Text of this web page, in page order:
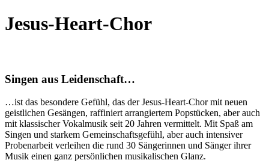
Jesus-Heart-Chor
Singen aus Leidenschaft…
…ist das besondere Gefühl, das der Jesus-Heart-Chor mit neuen
geistlichen Gesängen, raffiniert arrangiertem Popstücken, aber auch
mit klassischer Vokalmusik seit 20 Jahren vermittelt. Mit Spaß am
Singen und starkem Gemeinschaftsgefühl, aber auch intensiver
Probenarbeit verleihen die rund 30 Sängerinnen und Sänger ihrer
Musik einen ganz persönlichen musikalischen Glanz.